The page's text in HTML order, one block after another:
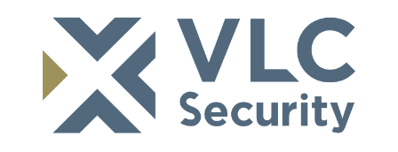
で取り組むマネジメントシステムのことです。情
報資産とは、顧客データや社員の個人情報、知的
財産、システム、そして業務プロセスなど、多岐
にわたります。現代のビジネス環境において、デ
ジタル化が進む中で情報漏洩やサイバー攻撃のリ